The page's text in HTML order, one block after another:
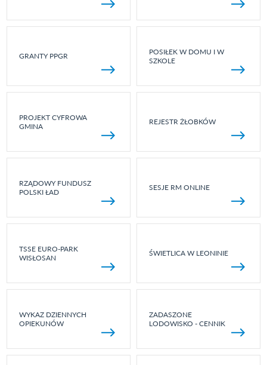
GRANTY PPGR
POSIŁEK W DOMU I W
SZKOLE
PROJEKT CYFROWA
GMINA
REJESTR ŻŁOBKÓW
RZĄDOWY FUNDUSZ
POLSKI ŁAD
SESJE RM ONLINE
TSSE EURO-PARK
WISŁOSAN
ŚWIETLICA W LEONINIE
WYKAZ DZIENNYCH
OPIEKUNÓW
ZADASZONE
LODOWISKO - CENNIK